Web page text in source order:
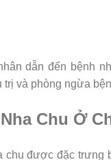
dẫn đến bệnh
trị và phòng ngừa
Chu Ở
chu được đặc trưng